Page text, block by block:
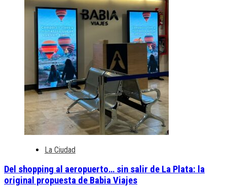
La Ciudad
Del shopping al aeropuerto… sin salir de La Plata: la
original propuesta de Babia Viajes